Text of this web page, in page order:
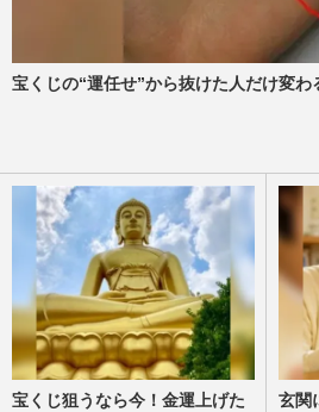
宝くじの“運任せ”から抜けた人だけ変わ
宝くじ狙うなら今！金運上げた
玄関